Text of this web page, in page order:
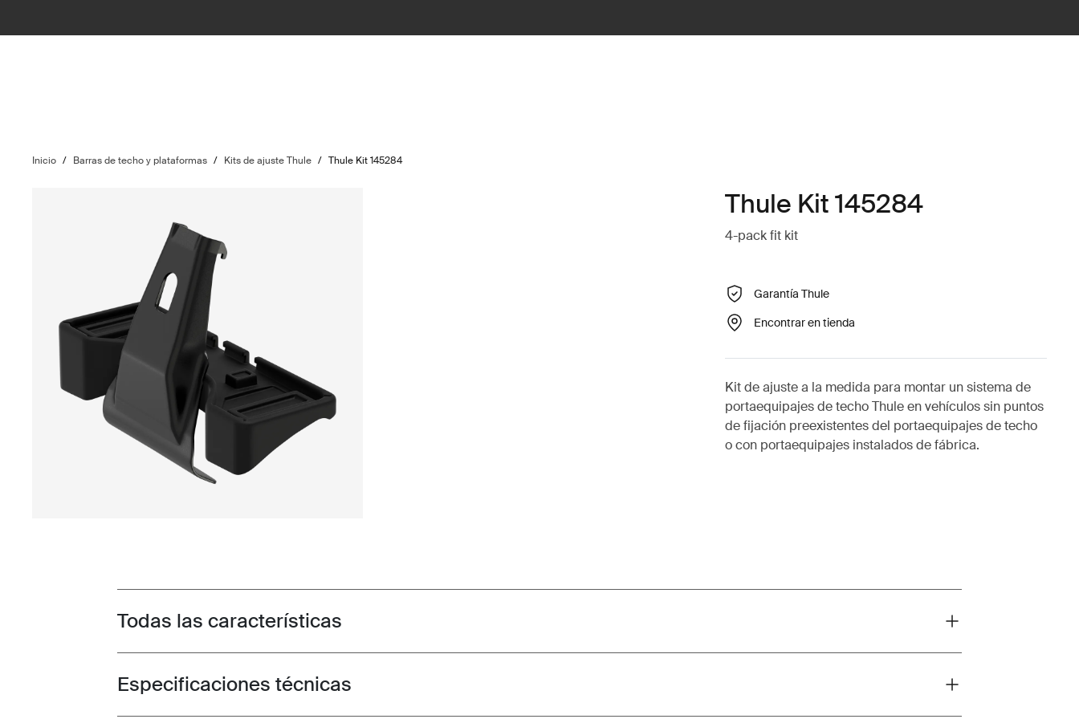
Inicio / Barras de techo y plataformas / Kits de ajuste Thule / Thule Kit 145284
Thule Kit 145284
4-pack fit kit
Garantía Thule
Encontrar en tienda
Kit de ajuste a la medida para montar un sistema de
portaequipajes de techo Thule en vehículos sin puntos
de fijación preexistentes del portaequipajes de techo
o con portaequipajes instalados de fábrica.
Toggle features
Todas las características
Toggle techspec
Especificaciones técnicas